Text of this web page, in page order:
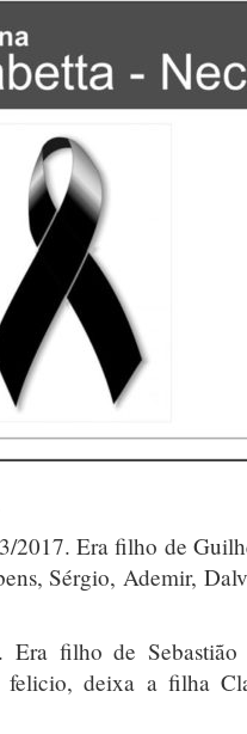
2017. Era filho de
Sérgio, Ademir,
Era filho de
felicio, deixa a filha